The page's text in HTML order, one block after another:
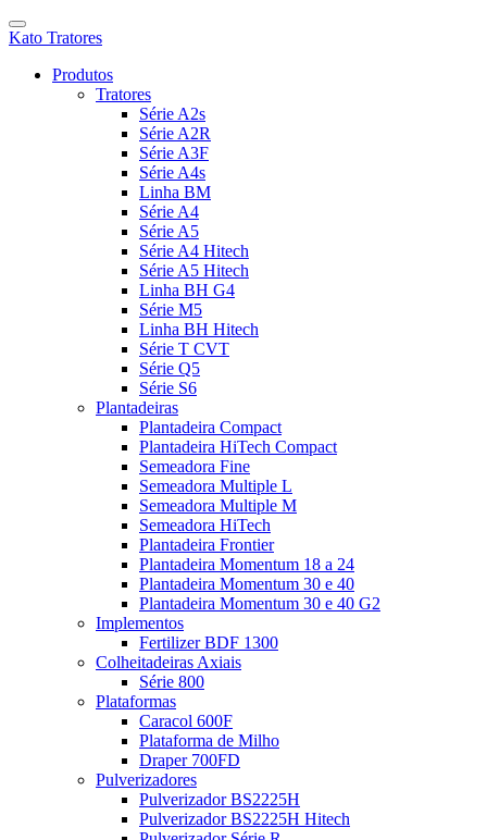
Kato Tratores
Produtos
Tratores
Série A2s
Série A2R
Série A3F
Série A4s
Linha BM
Série A4
Série A5
Série A4 Hitech
Série A5 Hitech
Linha BH G4
Série M5
Linha BH Hitech
Série T CVT
Série Q5
Série S6
Plantadeiras
Plantadeira Compact
Plantadeira HiTech Compact
Semeadora Fine
Semeadora Multiple L
Semeadora Multiple M
Semeadora HiTech
Plantadeira Frontier
Plantadeira Momentum 18 a 24
Plantadeira Momentum 30 e 40
Plantadeira Momentum 30 e 40 G2
Implementos
Fertilizer BDF 1300
Colheitadeiras Axiais
Série 800
Plataformas
Caracol 600F
Plataforma de Milho
Draper 700FD
Pulverizadores
Pulverizador BS2225H
Pulverizador BS2225H Hitech